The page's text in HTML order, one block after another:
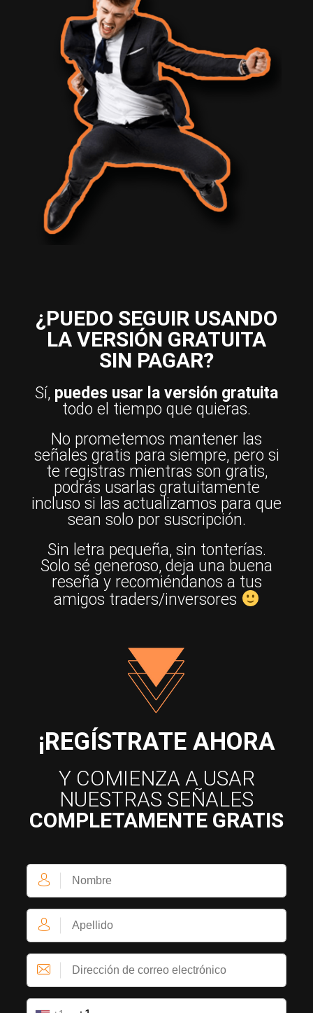
¿PUEDO SEGUIR USANDO
LA VERSIÓN GRATUITA
SIN PAGAR?
Sí, puedes usar la versión gratuita
todo el tiempo que quieras.
No prometemos mantener las
señales gratis para siempre, pero si
te registras mientras son gratis,
podrás usarlas gratuitamente
incluso si las actualizamos para que
sean solo por suscripción.
Sin letra pequeña, sin tonterías.
Solo sé generoso, deja una buena
reseña y recomiéndanos a tus
amigos traders/inversores
¡REGÍSTRATE AHORA
Y COMIENZA A USAR
NUESTRAS SEÑALES
COMPLETAMENTE GRATIS